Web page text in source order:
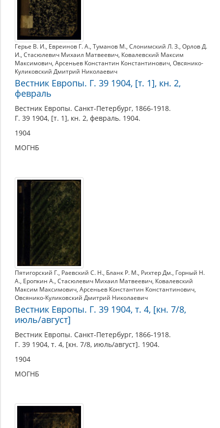
Герье В. И., Евреинов Г. А., Туманов М., Слонимский Л. З., Орлов Д.
И., Стасюлевич Михаил Матвеевич, Ковалевский Максим
Максимович, Арсеньев Константин Константинович, Овсянико-
Куликовский Дмитрий Николаевич
Вестник Европы. Г. 39 1904, [т. 1], кн. 2,
февраль
Вестник Европы. Санкт-Петербург, 1866-1918.
Г. 39 1904, [т. 1], кн. 2, февраль. 1904.
1904
МОГНБ
Пятигорский Г., Раевский С. Н., Бланк Р. М., Рихтер Дм., Горный Н.
А., Еропкин А., Стасюлевич Михаил Матвеевич, Ковалевский
Максим Максимович, Арсеньев Константин Константинович,
Овсянико-Куликовский Дмитрий Николаевич
Вестник Европы. Г. 39 1904, т. 4, [кн. 7/8,
июль/август]
Вестник Европы. Санкт-Петербург, 1866-1918.
Г. 39 1904, т. 4, [кн. 7/8, июль/август]. 1904.
1904
МОГНБ